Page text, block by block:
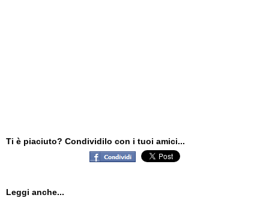
Ti è piaciuto? Condividilo con i tuoi amici...
Leggi anche...